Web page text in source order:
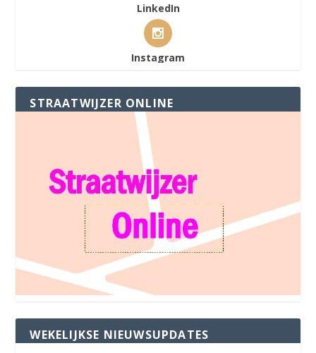
LinkedIn
Instagram
STRAATWIJZER ONLINE
WEKELIJKSE NIEUWSUPDATES